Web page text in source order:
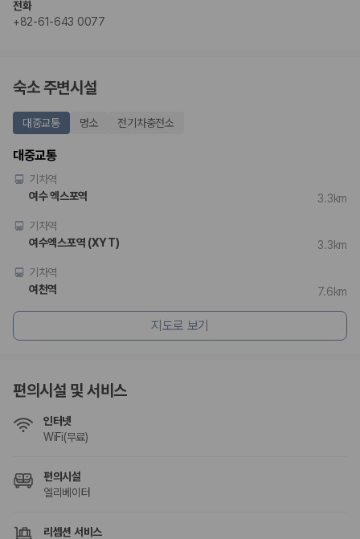
제주 렌트카는 차량 인수 위치와 셔틀 편의성에 따라 실제 이용 만족도가
제주도 렌트카 차종별 가격비교
경차·소형차
혼자 또는 2인 여행에 적합하며 제주 렌트카 최저가를 찾는 사용자
가 가장 먼저 비교하는 차종입니다.
준중형·중형차
커플·친구 여행에서 많이 선택되며 가격과 승차감의 균형이 좋은 차
종입니다.
가족 여행, 짐이 많은 여행, 장거리 이동에 적합하며 보험 조건과 차
량 연식을 함께 비교하는 것이 좋습니다.
단체 여행이나 4인 이상 가족 여행에 적합하며 인원수, 짐 공간, 보
험 조건을 함께 확인해야 합니다.
제주렌트카 보험까지 비교해야 진짜 가격비교입
니다
동일한 차량이라도 보험 조건에 따라 실제 부담 금액이 달라질 수 있습니
다. 카모아는 제주 렌트카 가격뿐 아니라 일반자차, 완전자차, 슈퍼자차 조
건을 함께 확인할 수 있도록 돕습니다.
일반자차:사고 발생 시 일정 금액의 면책금이 발생할 수 있습니다.
다.
슈퍼자차:더 높은 보장 조건을 원하는 사용자에게 적합합니다.
2000만 고객이 선택한 렌트카 가격비교 플랫폼
전화
+82-61-643 0077
숙소 주변시설
대중교통 명소 전기차충전소
대중교통
기차역
여수 엑스포역
3.3km
기차역
여수엑스포역 (XYT)
3.3km
기차역
여천역
7.6km
지도로 보기
편의시설 및 서비스
인터넷
WiFi(무료)
편의시설
엘리베이터
리셉션 서비스